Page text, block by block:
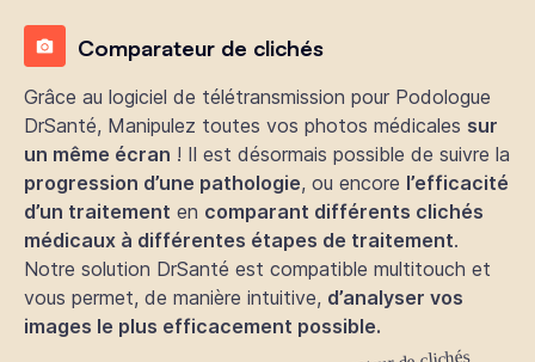
Comparateur de clichés
Grâce au logiciel de télétransmission pour Podologue
DrSanté, Manipulez toutes vos photos médicales sur
un même écran ! Il est désormais possible de suivre la
progression d’une pathologie, ou encore l’efficacité
d’un traitement en comparant différents clichés
médicaux à différentes étapes de traitement.
Notre solution DrSanté est compatible multitouch et
vous permet, de manière intuitive, d’analyser vos
images le plus efficacement possible.